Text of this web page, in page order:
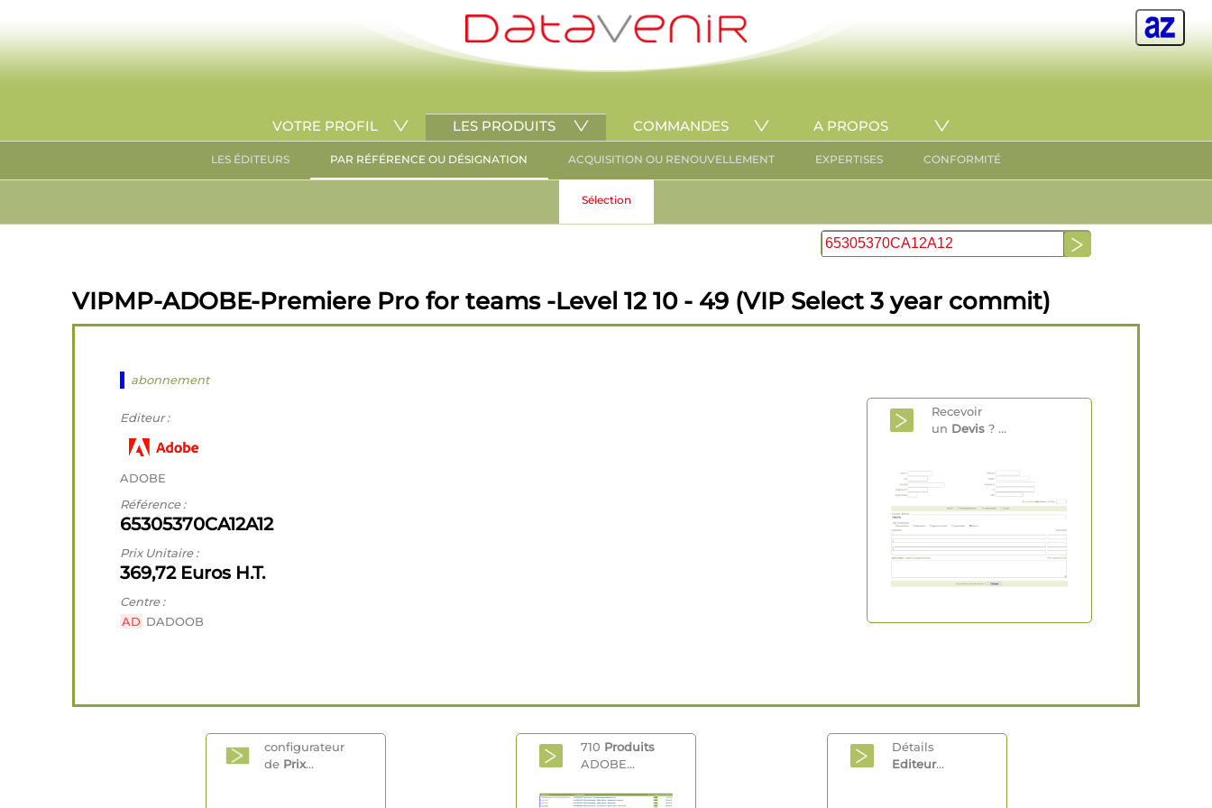
VOTRE PROFIL LES PRODUITS COMMANDES A PROPOS
LES ÉDITEURS PAR RÉFÉRENCE OU DÉSIGNATION ACQUISITION OU RENOUVELLEMENT EXPERTISES CONFORMITÉ
Sélection
VIPMP-ADOBE-Premiere Pro for teams -Level 12 10 - 49 (VIP Select 3 year commit)
abonnement
Editeur :
ADOBE
Référence :
65305370CA12A12
Prix Unitaire :
369,72 Euros H.T.
Centre :
AD DADOOB
Recevoir
un Devis ? ...
configurateur
de Prix...
710 Produits
ADOBE...
Détails
Editeur...